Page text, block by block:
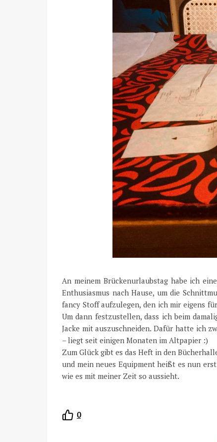
An meinem Brückenurlaubstag habe ich
Enthusiasmus nach Hause, um die
fancy Stoff aufzulegen, den ich mir eigens
Um dann festzustellen, dass ich beim
Jacke mit auszuschneiden. Dafür hatte ich
– liegt seit einigen Monaten im Altpapier :)
Zum Glück gibt es das Heft in den
und mein neues Equipment heißt es nun
wie es mit meiner Zeit so aussieht.
0